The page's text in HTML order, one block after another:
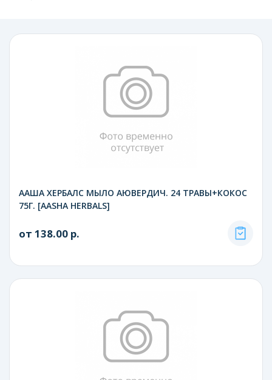
ААША ХЕРБАЛС МЫЛО АЮВЕРДИЧ. 24 ТРАВЫ+КОКОС
75Г. [AASHA HERBALS]
от 138.00 р.